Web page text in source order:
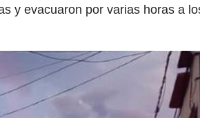
y evacuaron por varias horas a